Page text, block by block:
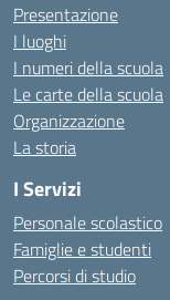
Presentazione
I luoghi
I numeri della scuola
Le carte della scuola
Organizzazione
La storia
I Servizi
Personale scolastico
Famiglie e studenti
Percorsi di studio